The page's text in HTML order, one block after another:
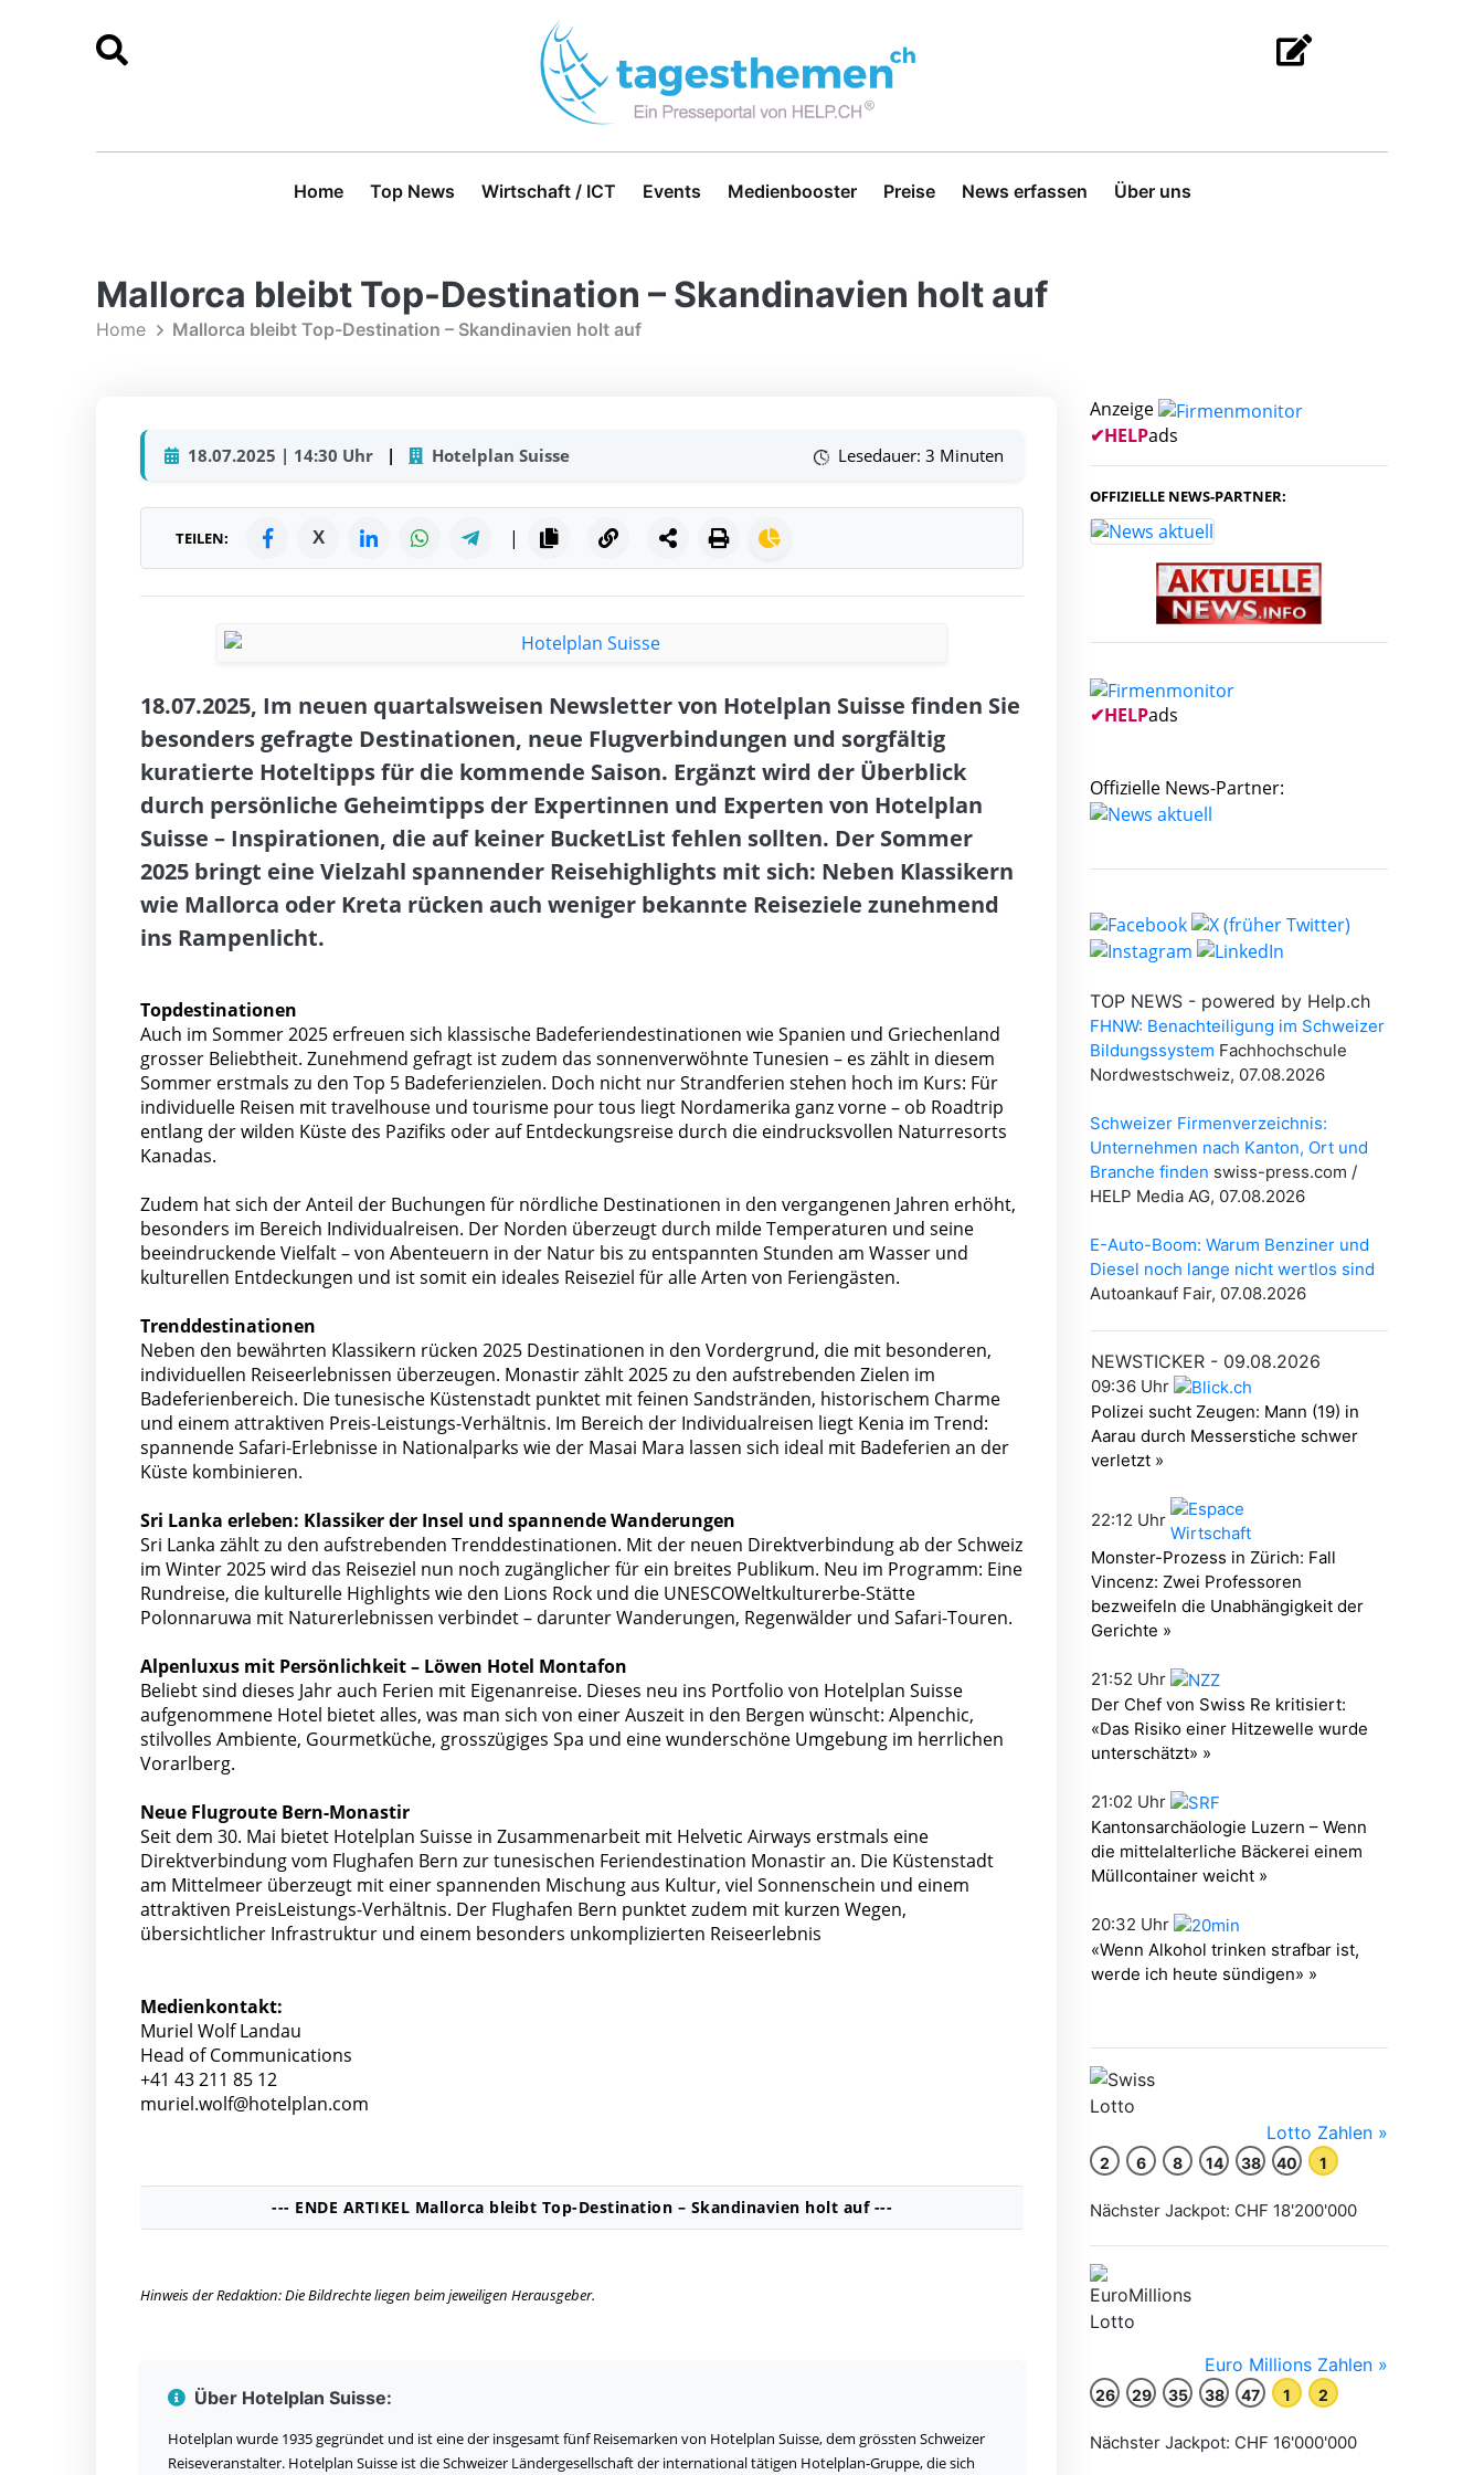
Home Top News Wirtschaft / ICT Events Medienbooster Preise News erfassen Über uns
Mallorca bleibt Top-Destination – Skandinavien holt auf
Home Mallorca bleibt Top-Destination – Skandinavien holt auf
18.07.2025 | 14:30 Uhr | Hotelplan Suisse Lesedauer: 3 Minuten
TEILEN: X |
18.07.2025, Im neuen quartalsweisen Newsletter von Hotelplan Suisse finden Sie
besonders gefragte Destinationen, neue Flugverbindungen und sorgfältig
kuratierte Hoteltipps für die kommende Saison. Ergänzt wird der Überblick
durch persönliche Geheimtipps der Expertinnen und Experten von Hotelplan
Suisse – Inspirationen, die auf keiner BucketList fehlen sollten. Der Sommer
2025 bringt eine Vielzahl spannender Reisehighlights mit sich: Neben Klassikern
wie Mallorca oder Kreta rücken auch weniger bekannte Reiseziele zunehmend
ins Rampenlicht.
Topdestinationen
Auch im Sommer 2025 erfreuen sich klassische Badeferiendestinationen wie Spanien und Griechenland
grosser Beliebtheit. Zunehmend gefragt ist zudem das sonnenverwöhnte Tunesien – es zählt in diesem
Sommer erstmals zu den Top 5 Badeferienzielen. Doch nicht nur Strandferien stehen hoch im Kurs: Für
individuelle Reisen mit travelhouse und tourisme pour tous liegt Nordamerika ganz vorne – ob Roadtrip
entlang der wilden Küste des Pazifiks oder auf Entdeckungsreise durch die eindrucksvollen Naturresorts
Kanadas.
Zudem hat sich der Anteil der Buchungen für nördliche Destinationen in den vergangenen Jahren erhöht,
besonders im Bereich Individualreisen. Der Norden überzeugt durch milde Temperaturen und seine
beeindruckende Vielfalt – von Abenteuern in der Natur bis zu entspannten Stunden am Wasser und
kulturellen Entdeckungen und ist somit ein ideales Reiseziel für alle Arten von Feriengästen.
Trenddestinationen
Neben den bewährten Klassikern rücken 2025 Destinationen in den Vordergrund, die mit besonderen,
individuellen Reiseerlebnissen überzeugen. Monastir zählt 2025 zu den aufstrebenden Zielen im
Badeferienbereich. Die tunesische Küstenstadt punktet mit feinen Sandstränden, historischem Charme
und einem attraktiven Preis-Leistungs-Verhältnis. Im Bereich der Individualreisen liegt Kenia im Trend:
spannende Safari-Erlebnisse in Nationalparks wie der Masai Mara lassen sich ideal mit Badeferien an der
Küste kombinieren.
Sri Lanka erleben: Klassiker der Insel und spannende Wanderungen
Sri Lanka zählt zu den aufstrebenden Trenddestinationen. Mit der neuen Direktverbindung ab der Schweiz
im Winter 2025 wird das Reiseziel nun noch zugänglicher für ein breites Publikum. Neu im Programm: Eine
Rundreise, die kulturelle Highlights wie den Lions Rock und die UNESCOWeltkulturerbe-Stätte
Polonnaruwa mit Naturerlebnissen verbindet – darunter Wanderungen, Regenwälder und Safari-Touren.
Alpenluxus mit Persönlichkeit – Löwen Hotel Montafon
Beliebt sind dieses Jahr auch Ferien mit Eigenanreise. Dieses neu ins Portfolio von Hotelplan Suisse
aufgenommene Hotel bietet alles, was man sich von einer Auszeit in den Bergen wünscht: Alpenchic,
stilvolles Ambiente, Gourmetküche, grosszügiges Spa und eine wunderschöne Umgebung im herrlichen
Vorarlberg.
Neue Flugroute Bern-Monastir
Seit dem 30. Mai bietet Hotelplan Suisse in Zusammenarbeit mit Helvetic Airways erstmals eine
Direktverbindung vom Flughafen Bern zur tunesischen Feriendestination Monastir an. Die Küstenstadt
am Mittelmeer überzeugt mit einer spannenden Mischung aus Kultur, viel Sonnenschein und einem
attraktiven PreisLeistungs-Verhältnis. Der Flughafen Bern punktet zudem mit kurzen Wegen,
übersichtlicher Infrastruktur und einem besonders unkomplizierten Reiseerlebnis
Medienkontakt:
Muriel Wolf Landau
Head of Communications
+41 43 211 85 12
muriel.wolf@hotelplan.com
--- ENDE ARTIKEL Mallorca bleibt Top-Destination – Skandinavien holt auf ---
Hinweis der Redaktion: Die Bildrechte liegen beim jeweiligen Herausgeber.
Über Hotelplan Suisse:
Hotelplan wurde 1935 gegründet und ist eine der insgesamt fünf Reisemarken von Hotelplan Suisse, dem grössten Schweizer
Reiseveranstalter. Hotelplan Suisse ist die Schweizer Ländergesellschaft der international tätigen Hotelplan-Gruppe, die sich
Anzeige
✔HELPads
OFFIZIELLE NEWS-PARTNER:
✔HELPads
Offizielle News-Partner: